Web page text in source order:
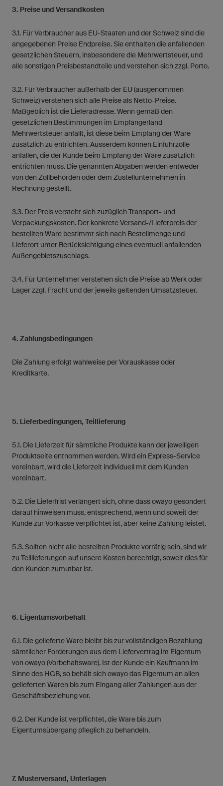
3. Preise und Versandkosten
3.1. Für Verbraucher aus EU-Staaten und der Schweiz sind die
angegebenen Preise Endpreise. Sie enthalten die anfallenden
gesetzlichen Steuern, insbesondere die Mehrwertsteuer, und
alle sonstigen Preisbestandteile und verstehen sich zzgl. Porto.
3.2. Für Verbraucher außerhalb der EU (ausgenommen
Schweiz) verstehen sich alle Preise als Netto-Preise.
Maßgeblich ist die Lieferadresse. Wenn gemäß den
gesetzlichen Bestimmungen im Empfängerland
Mehrwertsteuer anfällt, ist diese beim Empfang der Ware
zusätzlich zu entrichten. Ausserdem können Einfuhrzölle
anfallen, die der Kunde beim Empfang der Ware zusätzlich
entrichten muss. Die genannten Abgaben werden entweder
von den Zollbehörden oder dem Zustellunternehmen in
Rechnung gestellt.
3.3. Der Preis versteht sich zuzüglich Transport- und
Verpackungskosten. Der konkrete Versand-/Lieferpreis der
bestellten Ware bestimmt sich nach Bestellmenge und
Lieferort unter Berücksichtigung eines eventuell anfallenden
Außengebietszuschlags.
3.4. Für Unternehmer verstehen sich die Preise ab Werk oder
Lager zzgl. Fracht und der jeweils geltenden Umsatzsteuer.
4. Zahlungsbedingungen
Die Zahlung erfolgt wahlweise per Vorauskasse oder
Kreditkarte.
5. Lieferbedingungen, Teillieferung
5.1. Die Lieferzeit für sämtliche Produkte kann der jeweiligen
Produktseite entnommen werden. Wird ein Express-Service
vereinbart, wird die Lieferzeit individuell mit dem Kunden
vereinbart.
5.2. Die Lieferfrist verlängert sich, ohne dass owayo gesondert
darauf hinweisen muss, entsprechend, wenn und soweit der
Kunde zur Vorkasse verpflichtet ist, aber keine Zahlung leistet.
5.3. Sollten nicht alle bestellten Produkte vorrätig sein, sind wir
zu Teillieferungen auf unsere Kosten berechtigt, soweit dies für
den Kunden zumutbar ist.
6. Eigentumsvorbehalt
6.1. Die gelieferte Ware bleibt bis zur vollständigen Bezahlung
sämtlicher Forderungen aus dem Liefervertrag im Eigentum
von owayo (Vorbehaltsware). Ist der Kunde ein Kaufmann im
Sinne des HGB, so behält sich owayo das Eigentum an allen
gelieferten Waren bis zum Eingang aller Zahlungen aus der
Geschäftsbeziehung vor.
6.2. Der Kunde ist verpflichtet, die Ware bis zum
Eigentumsübergang pfleglich zu behandeln.
7. Musterversand, Unterlagen